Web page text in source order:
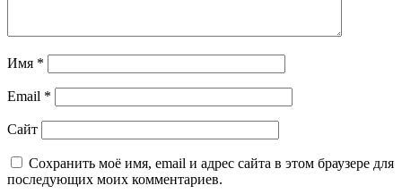
Имя *
Email *
Сайт
Сохранить моё имя, email и адрес сайта в этом браузере для
последующих моих комментариев.